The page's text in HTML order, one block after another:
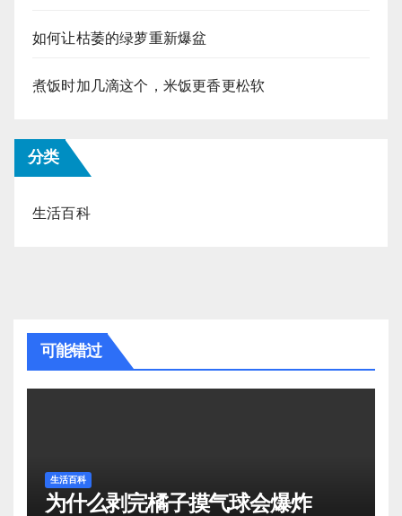
如何让枯萎的绿萝重新爆盆
煮饭时加几滴这个，米饭更香更松软
分类
生活百科
可能错过
生活百科
为什么剥完橘子摸气球会爆炸